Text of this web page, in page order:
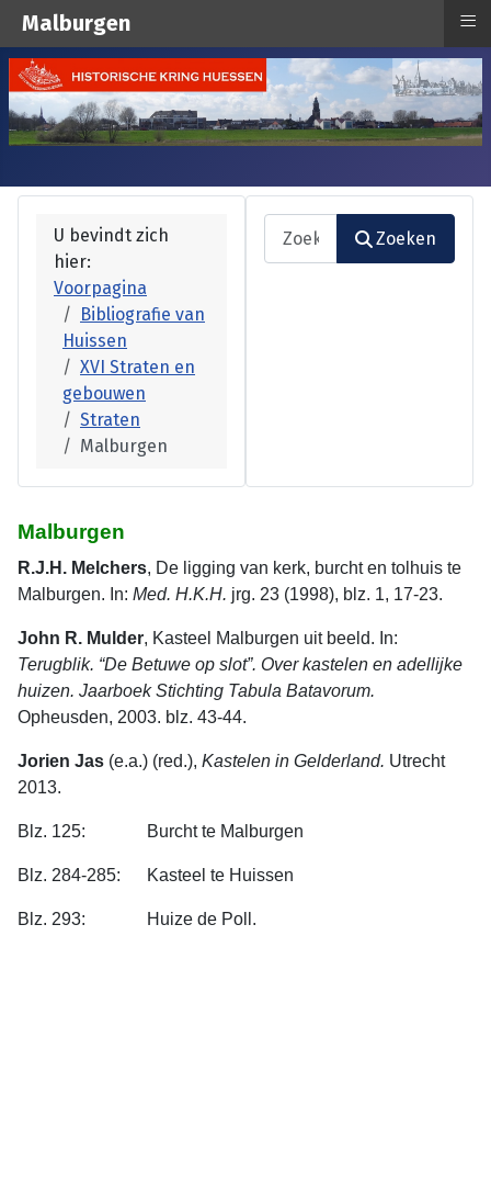
U bevindt zich
hier:
Voorpagina
Bibliografie van
Huissen
XVI Straten en
gebouwen
Straten
Malburgen
Zoeken
Zoeken
Malburgen
R.J.H. Melchers, De ligging van kerk, burcht en tolhuis te
Malburgen. In: Med. H.K.H. jrg. 23 (1998), blz. 1, 17-23.
John R. Mulder, Kasteel Malburgen uit beeld. In:
Terugblik. “De Betuwe op slot”. Over kastelen en adellijke
huizen. Jaarboek Stichting Tabula Batavorum.
Opheusden, 2003. blz. 43-44.
Jorien Jas (e.a.) (red.), Kastelen in Gelderland. Utrecht
2013.
Blz. 125: Burcht te Malburgen
Blz. 284-285: Kasteel te Huissen
Blz. 293: Huize de Poll.
Malburgen ≡